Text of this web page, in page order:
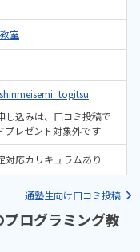
室
込みは、口コミ投稿で
レゼント対象外です
対応カリキュラムあり
通塾生向け口コミ投稿
ログラミング教